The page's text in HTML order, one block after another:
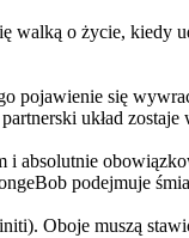
walką o życie,
się
układ
absolutnie
podejmuje
Oboje muszą